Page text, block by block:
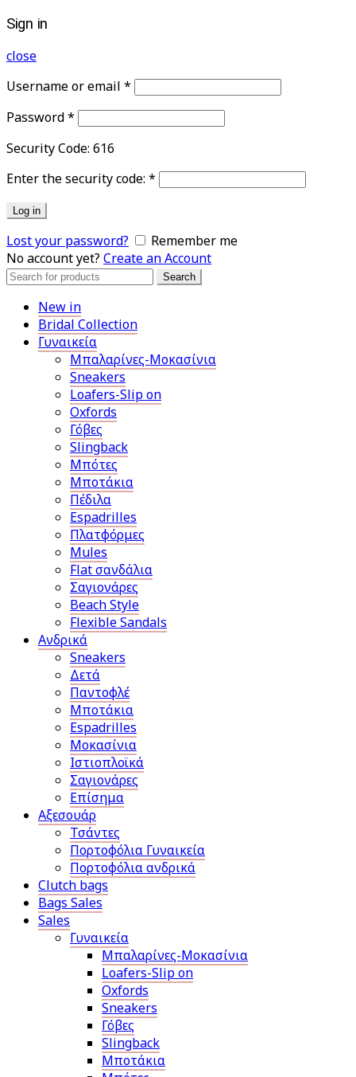
Sign in
close
Username or email *
Password*
Security Code: 616
Enter the security code: *
Log in
Lost your password?
Remember me
No account yet? Create an Account
Search
Search
New in
Bridal Collection
Γυναικεία
Μπαλαρίνες-Μοκασίνια
Sneakers
Loafers-Slip on
Oxfords
Γόβες
Slingback
Μπότες
Μποτάκια
Πέδιλα
Espadrilles
Πλατφόρμες
Mules
Flat σανδάλια
Σαγιονάρες
Beach Style
Flexible Sandals
Ανδρικά
Sneakers
Δετά
Παντοφλέ
Μποτάκια
Espadrilles
Μοκασίνια
Ιστιοπλοϊκά
Σαγιονάρες
Επίσημα
Αξεσουάρ
Τσάντες
Πορτοφόλια Γυναικεία
Πορτοφόλια ανδρικά
Clutch bags
Bags Sales
Sales
Γυναικεία
Μπαλαρίνες-Μοκασίνια
Loafers-Slip on
Oxfords
Sneakers
Γόβες
Slingback
Μποτάκια